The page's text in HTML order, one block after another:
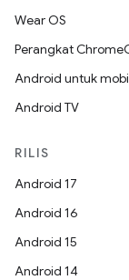
Wear OS
Perangkat
Android untuk
Android TV
RILIS
Android 17
Android 16
Android 15
Android 14